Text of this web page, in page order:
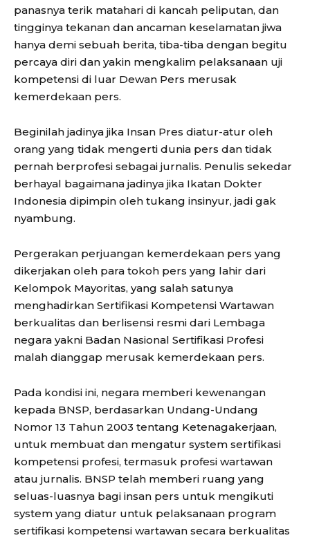
panasnya terik matahari di kancah peliputan, dan
tingginya tekanan dan ancaman keselamatan jiwa
hanya demi sebuah berita, tiba-tiba dengan begitu
percaya diri dan yakin mengkalim pelaksanaan uji
kompetensi di luar Dewan Pers merusak
kemerdekaan pers.
Beginilah jadinya jika Insan Pres diatur-atur oleh
orang yang tidak mengerti dunia pers dan tidak
pernah berprofesi sebagai jurnalis. Penulis sekedar
berhayal bagaimana jadinya jika Ikatan Dokter
Indonesia dipimpin oleh tukang insinyur, jadi gak
nyambung.
Pergerakan perjuangan kemerdekaan pers yang
dikerjakan oleh para tokoh pers yang lahir dari
Kelompok Mayoritas, yang salah satunya
menghadirkan Sertifikasi Kompetensi Wartawan
berkualitas dan berlisensi resmi dari Lembaga
negara yakni Badan Nasional Sertifikasi Profesi
malah dianggap merusak kemerdekaan pers.
Pada kondisi ini, negara memberi kewenangan
kepada BNSP, berdasarkan Undang-Undang
Nomor 13 Tahun 2003 tentang Ketenagakerjaan,
untuk membuat dan mengatur system sertifikasi
kompetensi profesi, termasuk profesi wartawan
atau jurnalis. BNSP telah memberi ruang yang
seluas-luasnya bagi insan pers untuk mengikuti
system yang diatur untuk pelaksanaan program
sertifikasi kompetensi wartawan secara berkualitas